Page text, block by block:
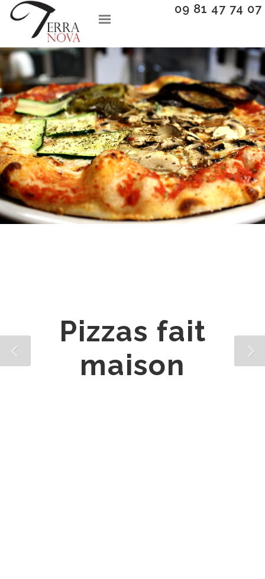
09 81 47 74 07
Pizzas fait
maison